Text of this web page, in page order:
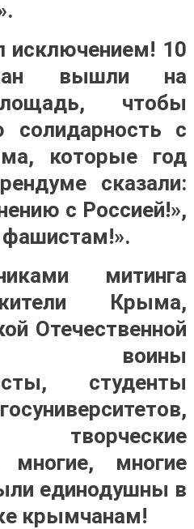
исключением! 10
вышли на
чтобы
солидарность с
которые год
сказали:
с Россией!»,
фашистам!».
митинга
Крыма,
Отечественной
воины
студенты
творческие
многие
единодушны в
крымчанам!